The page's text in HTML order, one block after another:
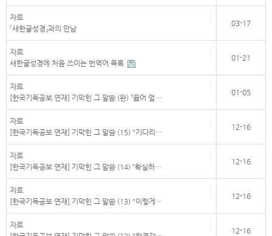
자료
『새한글성경』과의 만남
03-17
자료
새한글성경에 처음 쓰이는 번역어 목록
01-21
자료
[한국기독공보 연재] 기막힌 그 말씀 (완) “꿇어 엎…
01-05
자료
[한국기독공보 연재] 기막힌 그 말씀 (15) "기다리…
12-16
자료
[한국기독공보 연재] 기막힌 그 말씀 (14) “확실하…
12-16
자료
[한국기독공보 연재] 기막힌 그 말씀 (13) "이렇게…
12-16
자료
12-16